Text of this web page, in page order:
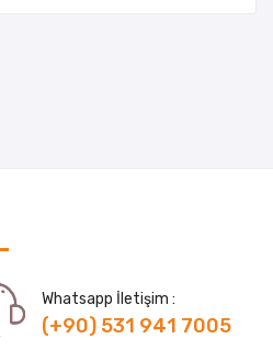
Whatsapp İletişim :
(+90) 531 941 7005